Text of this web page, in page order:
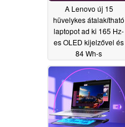
A Lenovo új 15
hüvelykes átalakítható
laptopot ad ki 165 Hz-
es OLED kijelzővel és
84 Wh-s
akkumulátorral
05/13/2026